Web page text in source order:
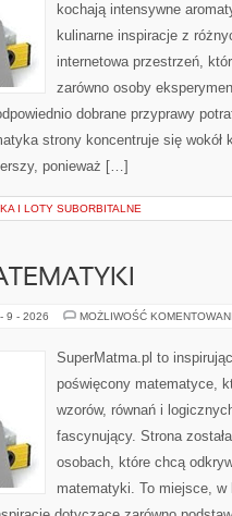
kochają intensywne
kulinarne inspiracje z
internetowa przestrzeń,
zarówno osoby
dobrane przyprawy
strony koncentruje się wokół
ponieważ […]
I LOTY SUBORBITALNE
9 - 2026 MOŻLIWOŚĆ
SuperMatma.pl to
poświęcony matematyce,
wzorów, równań i
fascynujący. Strona
osobach, które chcą
matematyki. To miejsce,